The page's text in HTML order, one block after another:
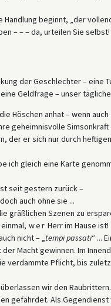
Handlung beginnt, „der
– – – da, urteilen Sie selbst!
der Geschlechter – eine
Geldfrage – unser
Höschen anhat – wenn
geheimnisvolle
der er sich nur durch
ich gleich eine Karte
seit gestern zurück –
auch ohne sie ...
gräßlichen Szenen zu
wer Herr im Hause ist!
nicht – „tempi passati“ ...
Macht gewinnen. Im
verdammte Pflicht, bis
wir den
gefährdet. Als